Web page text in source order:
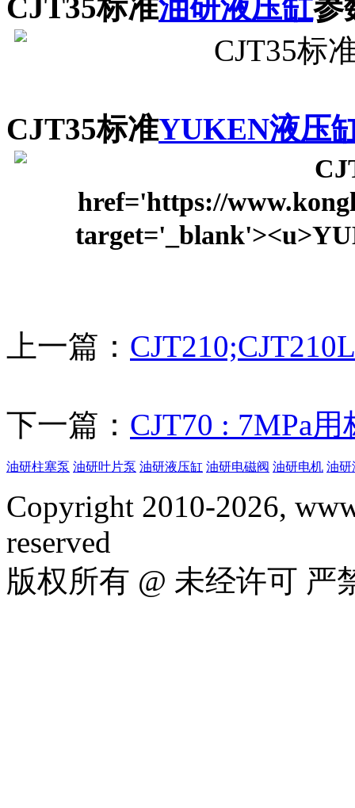
CJT35标准油研液压缸参
CJT35标准YUKEN液压
上一篇：
下一篇： CJT70 : 7MPa
油研柱塞泵 油研叶片泵 油研液压缸 油研电磁阀 油研电机 油研
Copyright 2010-2026,
reserved
版权所有 @ 未经许可 严